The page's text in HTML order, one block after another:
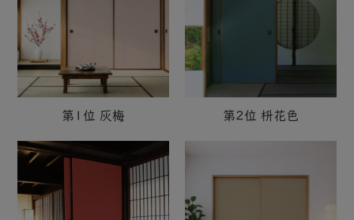
第1位 灰梅 第2位 枡花色